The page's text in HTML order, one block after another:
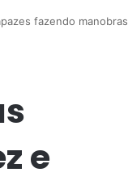
fazendo manobras
e